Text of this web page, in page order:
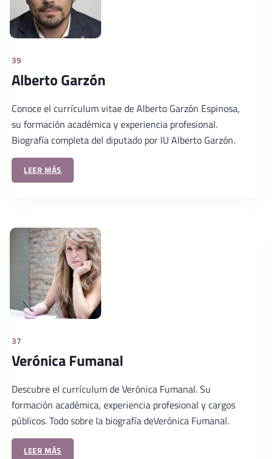
39
Alberto Garzón
Conoce el currículum vitae de Alberto Garzón Espinosa,
su formación académica y experiencia profesional.
Biografía completa del diputado por IU Alberto Garzón.
LEER MÁS
37
Verónica Fumanal
Descubre el currículum de Verónica Fumanal. Su
formación académica, experiencia profesional y cargos
públicos. Todo sobre la biografía deVerónica Fumanal.
LEER MÁS